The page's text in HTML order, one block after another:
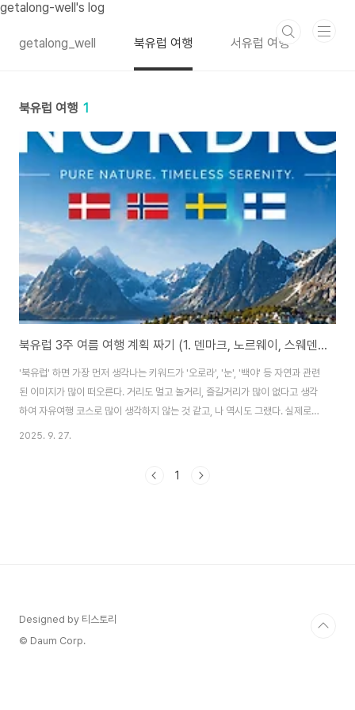
본문 바로가기
getalong-well's log
getalong_well 북유럽 여행 서유럽 여행
북유럽 여행 1
북유럽 3주 여름 여행 계획 짜기 (1. 덴마크, 노르웨이, 스웨덴, 핀란드 여행 순서 결정)
'북유럽' 하면 가장 먼저 생각나는 키워드가 '오로라', '눈', '백야' 등 자연과 관련
된 이미지가 많이 떠오른다. 거리도 멀고 놀거리, 즐길거리가 많이 없다고 생각
하여 자유여행 코스로 많이 생각하지 않는 것 같고, 나 역시도 그랬다. 실제로
여행 코스로 찾아보려고 하면 나와있는 정보들이 많이 없다. 특히 여름에는 더
올린 글을 보면서 얼마나 정확한 정보였는지 놀라기도 했다. 어찌 됐든 결론은
2025. 9. 27.
1
Designed by 티스토리
© Daum Corp.